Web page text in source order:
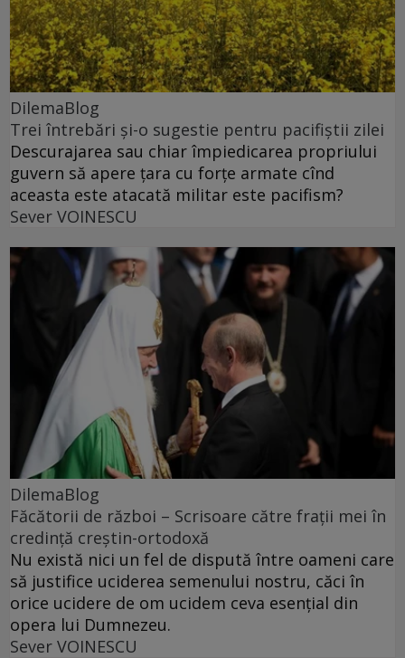
DilemaBlog
Trei întrebări și-o sugestie pentru pacifiștii zilei
Descurajarea sau chiar împiedicarea propriului
guvern să apere țara cu forțe armate cînd
aceasta este atacată militar este pacifism?
Sever VOINESCU
DilemaBlog
Făcătorii de război – Scrisoare către frații mei în
credință creștin-ortodoxă
Nu există nici un fel de dispută între oameni care
să justifice uciderea semenului nostru, căci în
orice ucidere de om ucidem ceva esențial din
opera lui Dumnezeu.
Sever VOINESCU